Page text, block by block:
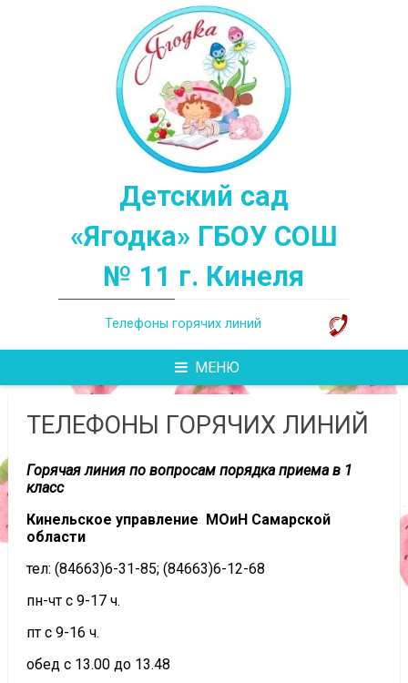
Детский сад
«Ягодка» ГБОУ СОШ
№ 11 г. Кинеля
Телефоны горячих линий
МЕНЮ
ТЕЛЕФОНЫ ГОРЯЧИХ ЛИНИЙ
Горячая линия по вопросам порядка приема в 1
класс
Кинельское управление МОиН Самарской
области
тел: (84663)6-31-85; (84663)6-12-68
пн-чт с 9-17 ч.
пт с 9-16 ч.
обед с 13.00 до 13.48